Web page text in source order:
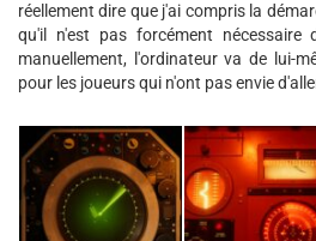
réellement dire que j'ai compris la
qu'il n'est pas forcément
manuellement, l'ordinateur va de lui-
pour les joueurs qui n'ont pas envie